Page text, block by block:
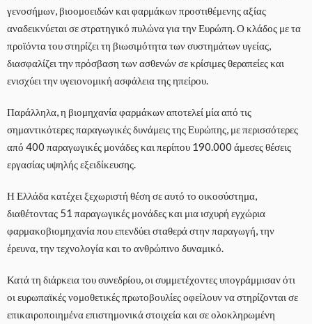
γενοσήμων, βιοομοειδών και φαρμάκων προστιθέμενης αξίας
αναδεικνύεται σε στρατηγικό πυλώνα για την Ευρώπη. Ο κλάδος με τα
προϊόντα του στηρίζει τη βιωσιμότητα των συστημάτων υγείας,
διασφαλίζει την πρόσβαση των ασθενών σε κρίσιμες θεραπείες και
ενισχύει την υγειονομική ασφάλεια της ηπείρου.
Παράλληλα, η βιομηχανία φαρμάκων αποτελεί μία από τις
σημαντικότερες παραγωγικές δυνάμεις της Ευρώπης, με περισσότερες
από 400 παραγωγικές μονάδες και περίπου 190.000 άμεσες θέσεις
εργασίας υψηλής εξειδίκευσης.
Η Ελλάδα κατέχει ξεχωριστή θέση σε αυτό το οικοσύστημα,
διαθέτοντας 51 παραγωγικές μονάδες και μια ισχυρή εγχώρια
φαρμακοβιομηχανία που επενδύει σταθερά στην παραγωγή, την
έρευνα, την τεχνολογία και το ανθρώπινο δυναμικό.
Κατά τη διάρκεια του συνεδρίου, οι συμμετέχοντες υπογράμμισαν ότι
οι ευρωπαϊκές νομοθετικές πρωτοβουλίες οφείλουν να στηρίζονται σε
επικαιροποιημένα επιστημονικά στοιχεία και σε ολοκληρωμένη